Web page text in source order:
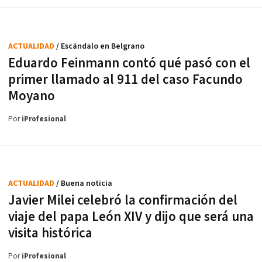
Eduardo Feinmann contó qué pasó con el
primer llamado al 911 del caso Facundo
Moyano
ACTUALIDAD / Escándalo en Belgrano
PoriProfesional
Javier Milei celebró la confirmación del
viaje del papa León XIV y dijo que será una
visita histórica
ACTUALIDAD / Buena noticia
PoriProfesional